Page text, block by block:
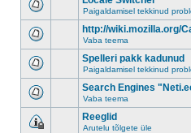
Paigaldamisel tekkinud
http://wiki.mozilla.org/
Vaba teema
Spelleri pakk kadunud
Paigaldamisel tekkinud
Search Engines
Vaba teema
Reeglid
Arutelu tõlgete üle